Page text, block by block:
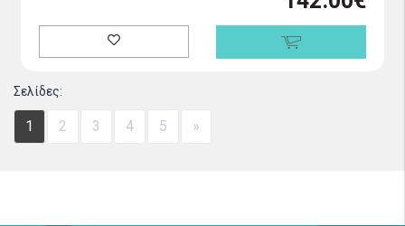
Σελίδες:
1 2 3 4 5 »